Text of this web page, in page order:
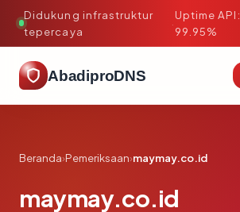
Didukung infrastruktur
tepercaya
·
Uptime API:
99.95%
AbadiproDNS
Beranda›Pemeriksaan›maymay.co.id
maymay.co.id